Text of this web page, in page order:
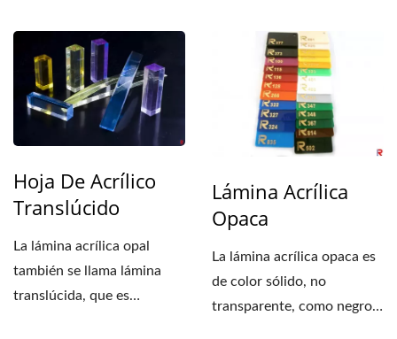
Hoja De Acrílico
Translúcido
La lámina acrílica opal
también se llama lámina
translúcida, que es
Lámina Acrílica
Opaca
La lámina acrílica opaca es
de color sólido, no
transparente, como negro,